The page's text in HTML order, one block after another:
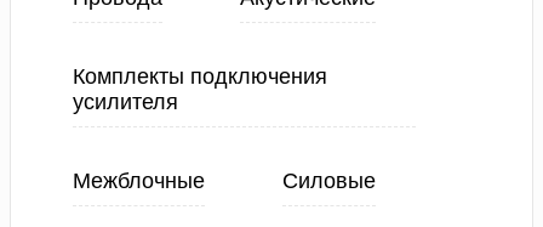
Комплекты подключения
усилителя
Межблочные Силовые